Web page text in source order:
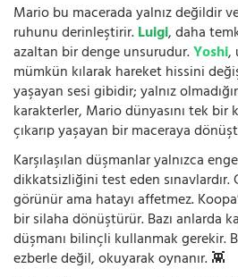
Mario bu macerada yalnız değildir
ruhunu derinleştirir.Luigi, daha
azaltan bir denge unsurudur.Yoshi,
mümkün kılarak hareket hissini
yaşayan sesi gibidir; yalnız
karakterler, Mario dünyasını tek bir
çıkarıp yaşayan bir maceraya
Karşılaşılan düşmanlar yalnızca
dikkatsizliğini test eden sınavlardır.
görünür ama hatayı affetmez.
bir silaha dönüştürür. Bazı anlarda
düşmanı bilinçli kullanmak gerekir.
ezberle değil, okuyarak oynanır. 👾